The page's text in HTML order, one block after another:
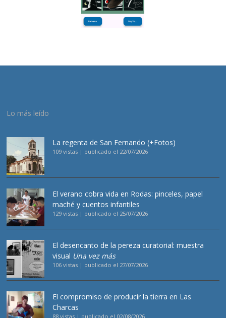
Lo más leído
La regenta de San Fernando (+Fotos)
109 vistas | publicado el 22/07/2026
El verano cobra vida en Rodas: pinceles, papel
maché y cuentos infantiles
129 vistas | publicado el 25/07/2026
El desencanto de la pereza curatorial: muestra
visual Una vez más
106 vistas | publicado el 27/07/2026
El compromiso de producir la tierra en Las
Charcas
88 vistas | publicado el 02/08/2026